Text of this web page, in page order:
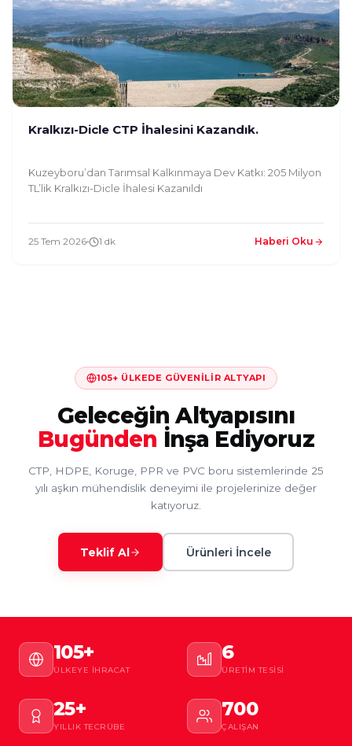
Kralkızı-Dicle CTP İhalesini Kazandık.
Kuzeyboru’dan Tarımsal Kalkınmaya Dev Katkı: 205 Milyon
TL’lik Kralkızı-Dicle İhalesi Kazanıldı
25 Tem 2026 1 dk Haberi Oku
105+ ÜLKEDE GÜVENILIR ALTYAPI
Geleceğin Altyapısını
Bugünden İnşa Ediyoruz
CTP, HDPE, Koruge, PPR ve PVC boru sistemlerinde 25
yılı aşkın mühendislik deneyimi ile projelerinize değer
katıyoruz.
Teklif Al Ürünleri İncele
105+
ÜLKEYE İHRACAT
6
ÜRETIM TESISI
25+
YILLIK TECRÜBE
700
ÇALIŞAN